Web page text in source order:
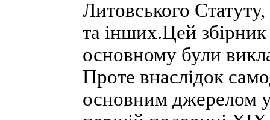
Литовського
та інших.Цей
основному були
Проте внаслідок
основним джерелом